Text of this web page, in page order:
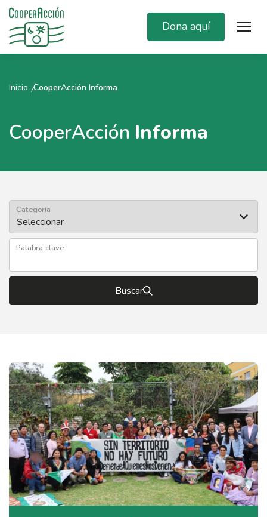
Dona aquí
Inicio CooperAcción Informa
CooperAcción Informa
Categoría
Palabra clave
Buscar